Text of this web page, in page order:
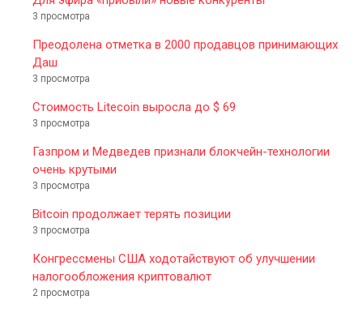
3 просмотра
Преодолена отметка в 2000 продавцов принимающих
Даш
3 просмотра
Стоимость Litecoin выросла до $ 69
3 просмотра
Газпром и Медведев признали блокчейн-технологии
очень крутыми
3 просмотра
Bitcoin продолжает терять позиции
3 просмотра
Конгрессмены США ходотайствуют об улучшении
налогообложения криптовалют
2 просмотра